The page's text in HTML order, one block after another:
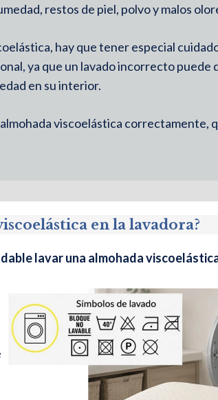
restos de piel, polvo y malos
hay que tener especial
ya que un lavado incorrecto puede
en su interior.
viscoelástica correctamente,
en la lavadora?
lavar una almohada